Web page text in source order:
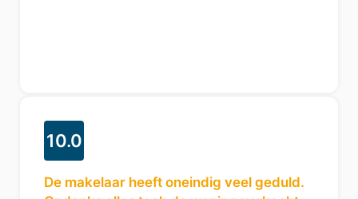
10.0
De makelaar heeft oneindig veel geduld.